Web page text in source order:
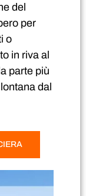
del
per
o
in riva al
parte più
dal